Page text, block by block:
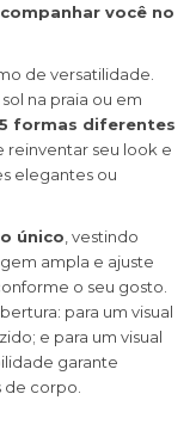
você no
de versatilidade.
na praia ou em
formas diferentes
reinventar seu look e
elegantes ou
único , vestindo
ampla e ajuste
o seu gosto.
para um visual
e para um visual
garante
corpo.